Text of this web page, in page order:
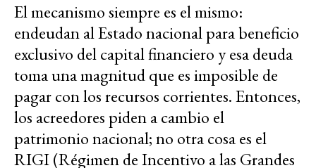
El mecanismo siempre es el mismo:
endeudan al Estado nacional para beneficio
exclusivo del capital financiero y esa deuda
toma una magnitud que es imposible de
pagar con los recursos corrientes. Entonces,
los acreedores piden a cambio el
patrimonio nacional; no otra cosa es el
RIGI (Régimen de Incentivo a las Grandes